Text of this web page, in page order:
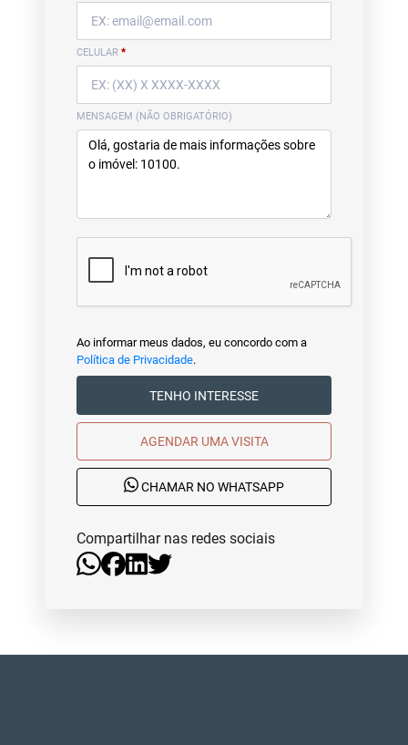
CELULAR *
MENSAGEM (NÃO OBRIGATÓRIO)
Ao informar meus dados, eu concordo com a
Política de Privacidade.
TENHO INTERESSE
AGENDAR UMA VISITA
CHAMAR NO WHATSAPP
Compartilhar nas redes sociais